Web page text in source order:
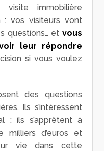
immobilière
: vos visiteurs vont
questions… et vous
leur répondre
si vous voulez
des questions
Ils s’intéressent
: ils s’apprêtent à
milliers d’euros et
vie dans cette